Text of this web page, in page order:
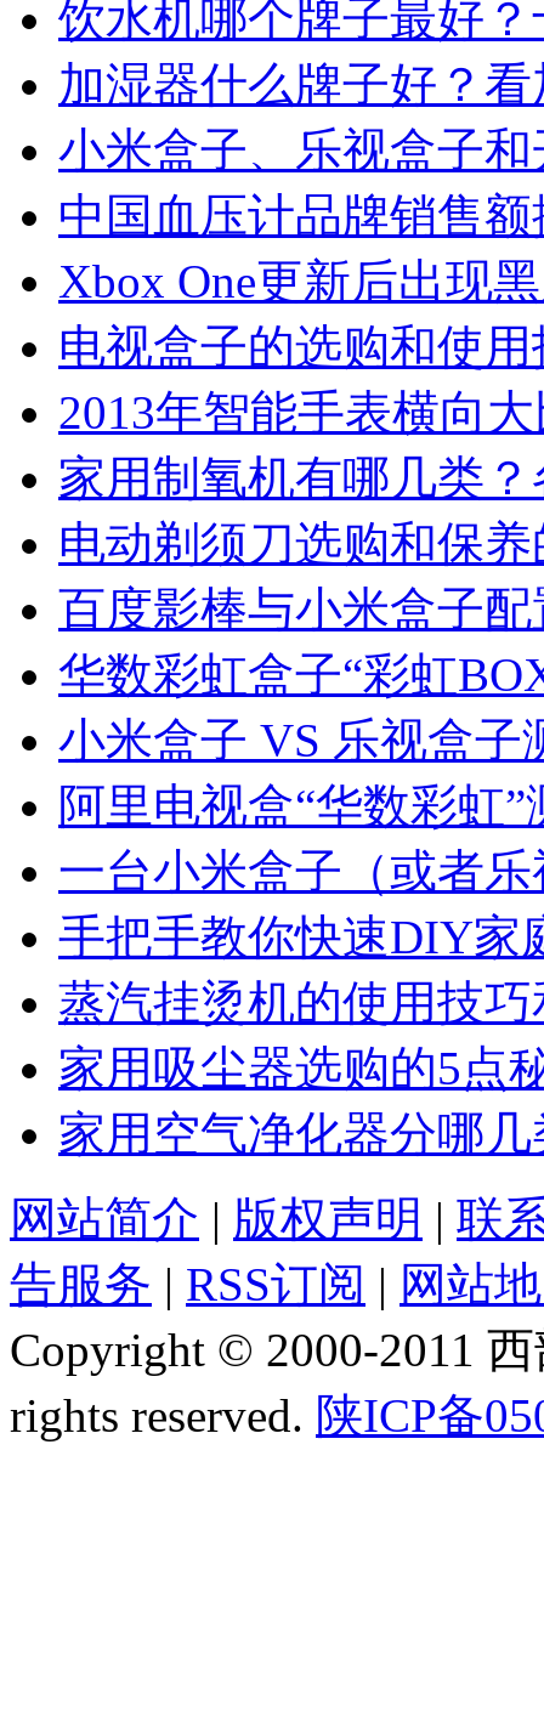
饮水机哪个牌子最好
加湿器什么牌子好？
小米盒子、乐视盒子
中国血压计品牌销售
Xbox One更新后出现
电视盒子的选购和使用
2013年智能手表横向
家用制氧机有哪几类
电动剃须刀选购和保
百度影棒与小米盒子
华数彩虹盒子“彩虹
小米盒子 VS 乐视盒
阿里电视盒“华数彩虹”
一台小米盒子（或者
手把手教你快速DIY家
蒸汽挂烫机的使用技
家用吸尘器选购的5点
家用空气净化器分哪几
网站简介 | 版权声明 | 联
告服务 | RSS订阅 | 网站
Copyright © 2000-2011
rights reserved. 陕ICP备